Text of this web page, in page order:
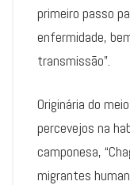
primeiro passo
enfermidade,
transmissão”.
Originária do
percevejos na
camponesa,
migrantes